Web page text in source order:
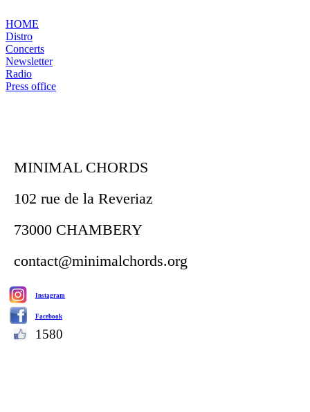
HOME
Distro
Concerts
Newsletter
Radio
Press office
MINIMAL CHORDS
102 rue de la Reveriaz
73000 CHAMBERY
contact@minimalchords.org
Instagram
Facebook
1580